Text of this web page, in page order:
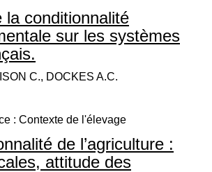
la conditionnalité
sur les systèmes
C., DOCKES A.C.
: Contexte de l'élevage
de l’agriculture :
attitude des